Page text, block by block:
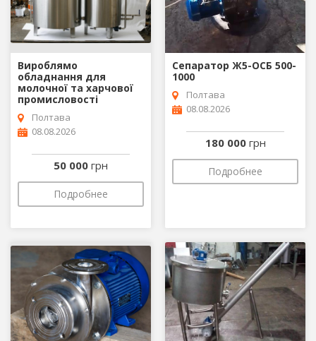
Вироблямо
обладнання для
молочної та харчової
промисловості
Полтава
08.08.2026
50 000 грн
Подробнее
Сепаратор Ж5-ОСБ 500-
1000
Полтава
08.08.2026
180 000 грн
Подробнее